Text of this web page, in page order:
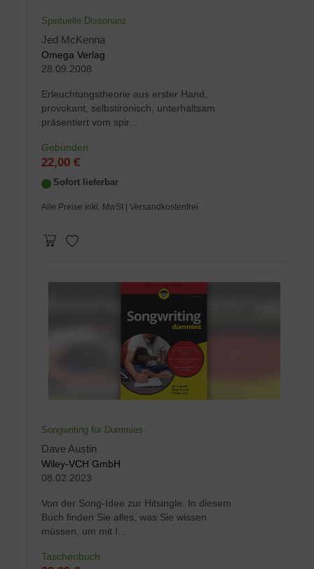
Spirituelle Dissonanz
Jed McKenna
Omega Verlag
28.09.2008
Erleuchtungstheorie aus erster Hand,
provokant, selbstironisch, unterhaltsam
präsentiert vom spir...
Gebunden
22,00 €
Sofort lieferbar
Alle Preise inkl. MwSt | Versandkostenfrei
Songwriting für Dummies
Dave Austin
Wiley-VCH GmbH
08.02.2023
Von der Song-Idee zur Hitsingle: In diesem
Buch finden Sie alles, was Sie wissen
müssen, um mit I...
Taschenbuch